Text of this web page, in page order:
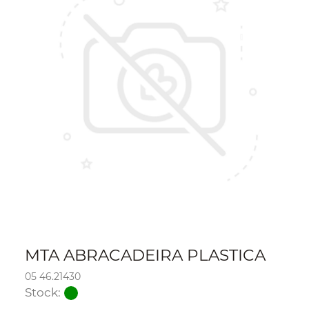
MTA ABRACADEIRA PLASTICA
05 46.21430
Stock: